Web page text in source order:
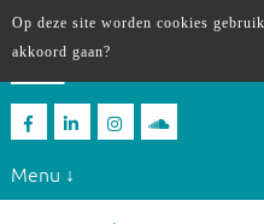
Menu ↓
Op deze site worden cookies
akkoord gaan?